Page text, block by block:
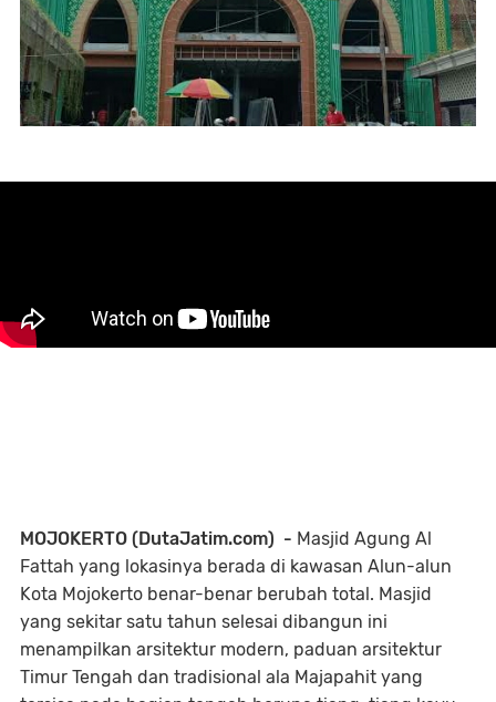
MOJOKERTO (DutaJatim.com) - Masjid Agung Al
Fattah yang lokasinya berada di kawasan Alun-alun
Kota Mojokerto benar-benar berubah total. Masjid
yang sekitar satu tahun selesai dibangun ini
menampilkan arsitektur modern, paduan arsitektur
Timur Tengah dan tradisional ala Majapahit yang